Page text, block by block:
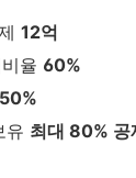
12억
율 60%
유 최대 80% 공